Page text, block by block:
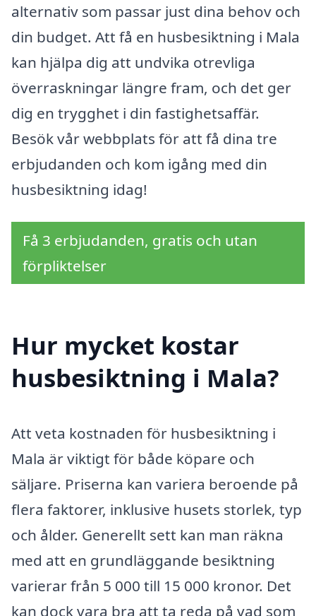
alternativ som passar just dina behov och
din budget. Att få en husbesiktning i Mala
kan hjälpa dig att undvika otrevliga
överraskningar längre fram, och det ger
dig en trygghet i din fastighetsaffär.
Besök vår webbplats för att få dina tre
erbjudanden och kom igång med din
husbesiktning idag!
Få 3 erbjudanden, gratis och utan
förpliktelser
Hur mycket kostar
husbesiktning i Mala?
Att veta kostnaden för husbesiktning i
Mala är viktigt för både köpare och
säljare. Priserna kan variera beroende på
flera faktorer, inklusive husets storlek, typ
och ålder. Generellt sett kan man räkna
med att en grundläggande besiktning
varierar från 5 000 till 15 000 kronor. Det
kan dock vara bra att ta reda på vad som